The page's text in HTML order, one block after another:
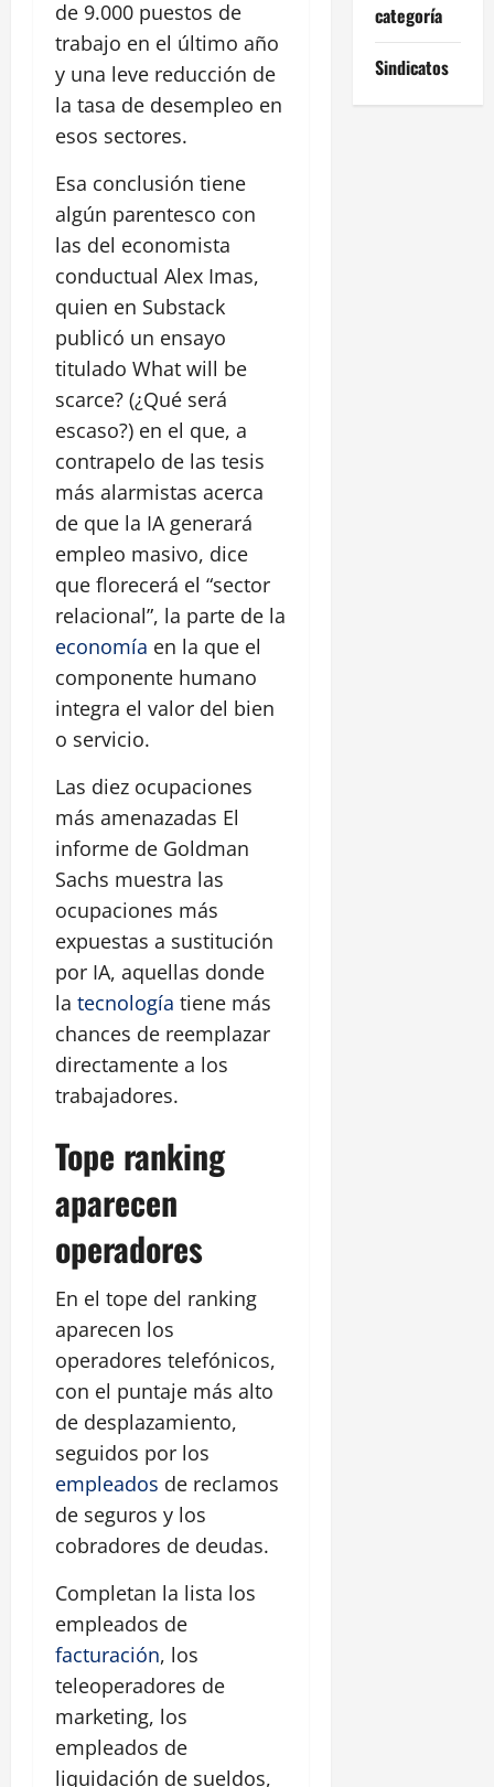
de 9.000 puestos de
trabajo en el último año
y una leve reducción de
la tasa de desempleo en
esos sectores.
Esa conclusión tiene
algún parentesco con
las del economista
conductual Alex Imas,
quien en Substack
publicó un ensayo
titulado What will be
scarce? (¿Qué será
escaso?) en el que, a
contrapelo de las tesis
más alarmistas acerca
de que la IA generará
empleo masivo, dice
que florecerá el “sector
relacional”, la parte de la
economía en la que el
componente humano
integra el valor del bien
o servicio.
Las diez ocupaciones
más amenazadas El
informe de Goldman
Sachs muestra las
ocupaciones más
expuestas a sustitución
por IA, aquellas donde
la tecnología tiene más
chances de reemplazar
directamente a los
trabajadores.
Tope ranking
aparecen
operadores
En el tope del ranking
aparecen los
operadores telefónicos,
con el puntaje más alto
de desplazamiento,
seguidos por los
empleados de reclamos
de seguros y los
cobradores de deudas.
Completan la lista los
empleados de
facturación, los
teleoperadores de
marketing, los
empleados de
liquidación de sueldos,
categoría
Sindicatos